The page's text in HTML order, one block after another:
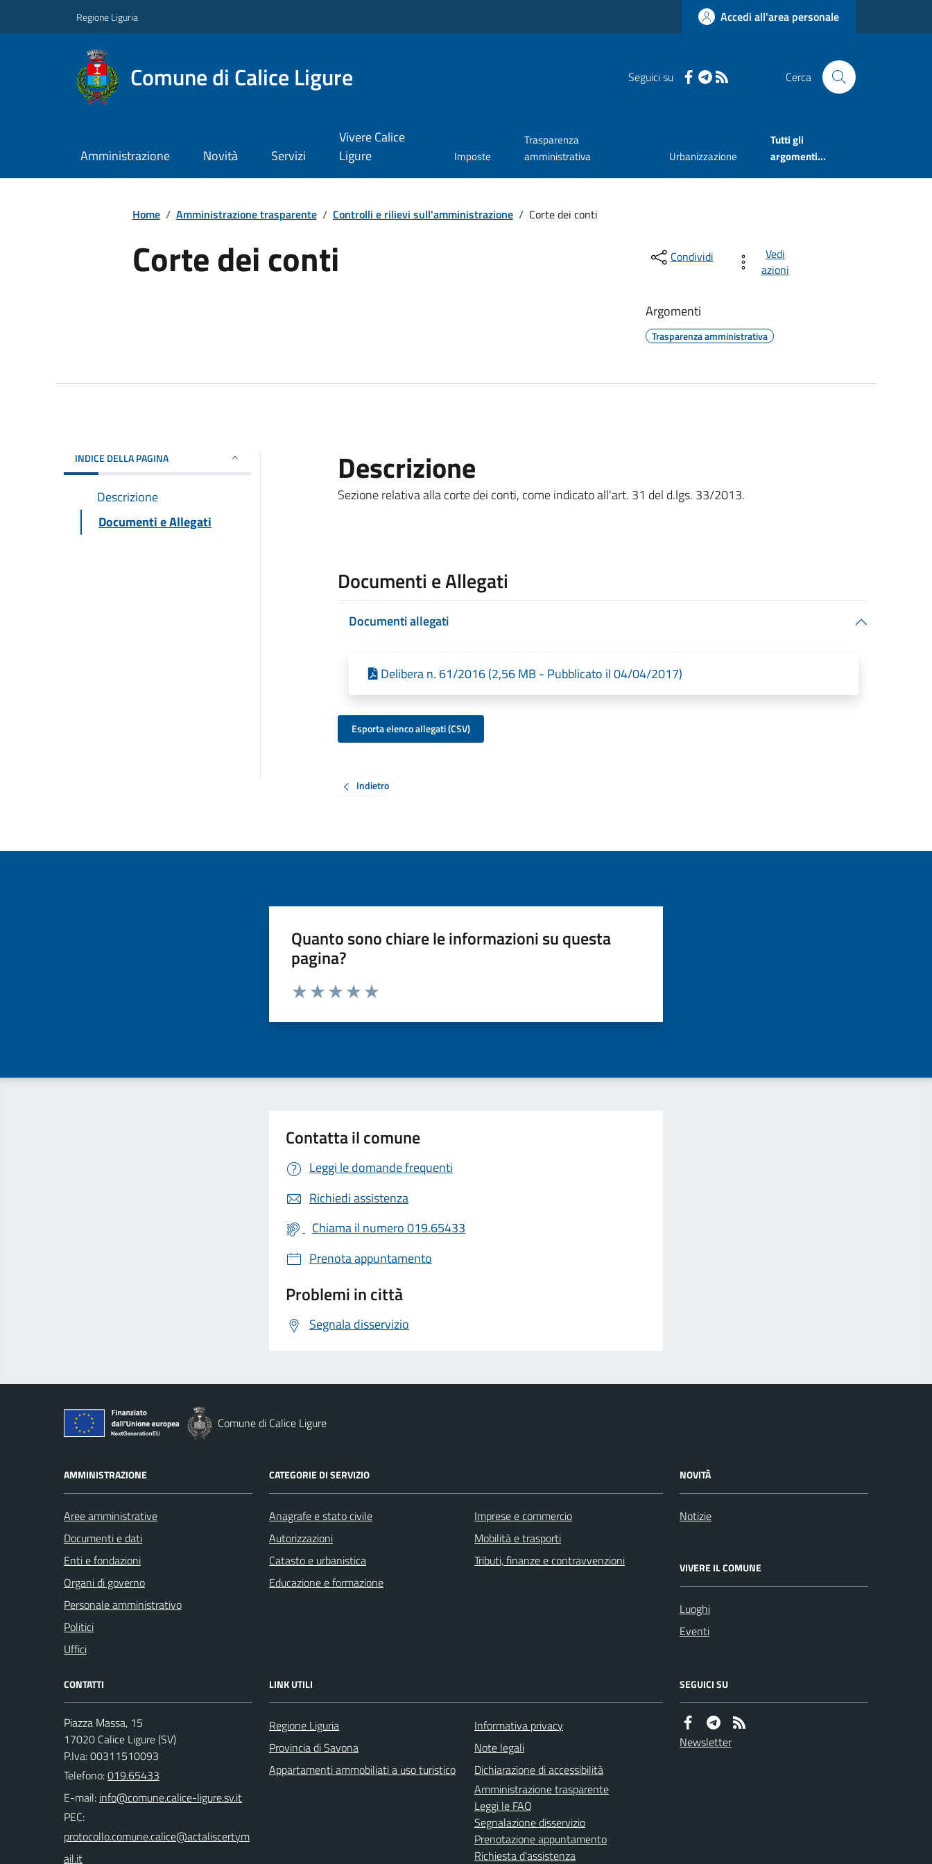
Regione Liguria Accedi all'area personale
Comune di Calice Ligure Seguici su Cerca
Amministrazione Novità Servizi
Vivere Calice
Ligure
Imposte
Trasparenza
amministrativa
Urbanizzazione
Tutti gli
argomenti...
Home / Amministrazione trasparente / Controlli e rilievi sull'amministrazione / Corte dei conti
Corte dei conti Condividi
Vedi
azioni
Argomenti
Trasparenza amministrativa
INDICE DELLA PAGINA
Descrizione
Documenti e Allegati
Descrizione
Sezione relativa alla corte dei conti, come indicato all'art. 31 del d.lgs. 33/2013.
Documenti e Allegati
Documenti allegati
Delibera n. 61/2016 (2,56 MB - Pubblicato il 04/04/2017)
Esporta elenco allegati (CSV)
Indietro
Quanto sono chiare le informazioni su questa
pagina?
Valuta da 1 a 5 stelle la pagina
Contatta il comune
Leggi le domande frequenti
Richiedi assistenza
Chiama il numero 019.65433
Prenota appuntamento
Problemi in città
Segnala disservizio
Comune di Calice Ligure
AMMINISTRAZIONE
Aree amministrative
Documenti e dati
Enti e fondazioni
Organi di governo
Personale amministrativo
Politici
Uffici
CATEGORIE DI SERVIZIO
Anagrafe e stato civile
Autorizzazioni
Catasto e urbanistica
Educazione e formazione
Imprese e commercio
Mobilità e trasporti
Tributi, finanze e contravvenzioni
NOVITÀ
Notizie
VIVERE IL COMUNE
Luoghi
Eventi
CONTATTI
Piazza Massa, 15
17020 Calice Ligure (SV)
P.Iva: 00311510093
Telefono:019.65433
E-mail:
PEC:
LINK UTILI
Regione Liguria
Provincia di Savona
Appartamenti ammobiliati a uso turistico
Informativa privacy
Note legali
Dichiarazione di accessibilità
Amministrazione trasparente
Leggi le FAQ
Segnalazione disservizio
Prenotazione appuntamento
Richiesta d'assistenza
SEGUICI SU
Newsletter